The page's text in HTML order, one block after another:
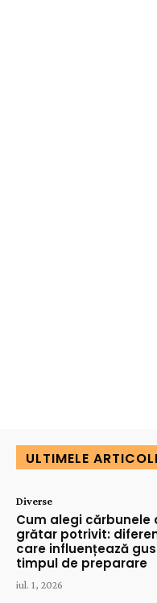
ULTIMELE
Diverse
Cum alegi cărbunele
grătar potrivit:
care influențează
timpul de preparare
iul. 1, 2026